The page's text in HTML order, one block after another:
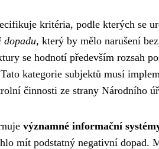
kritéria, podle kterých se
dopadu, který by mělo narušení
se hodnotí především rozsah
kategorie subjektů musí
činnosti ze strany Národního
významné informační
mít podstatný negativní